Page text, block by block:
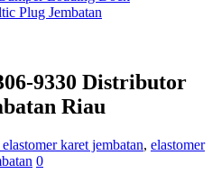
Plug Jembatan
9330 Distributor
Riau
karet jembatan, elastomer
0